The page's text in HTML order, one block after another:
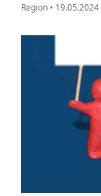
Region • 19.05.2024